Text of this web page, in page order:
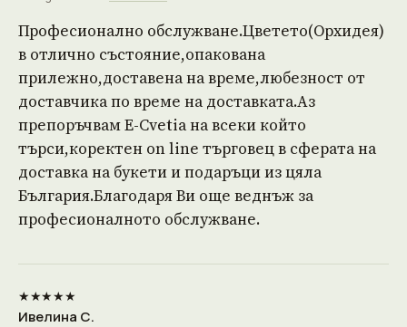
Професионално обслужване.Цветето(Орхидея)
в отлично състояние,опакована
прилежно,доставена на време,любезност от
доставчика по време на доставката.Аз
препоръчвам E-Cvetia на всеки който
търси,коректен on line търговец в сферата на
доставка на букети и подаръци из цяла
България.Благодаря Ви още веднъж за
професионалното обслужване.
★★★★★
Ивелина С.